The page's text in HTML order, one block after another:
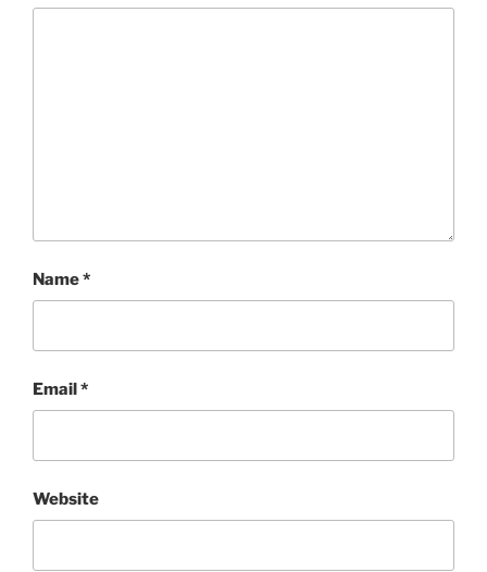
Name*
Email*
Website